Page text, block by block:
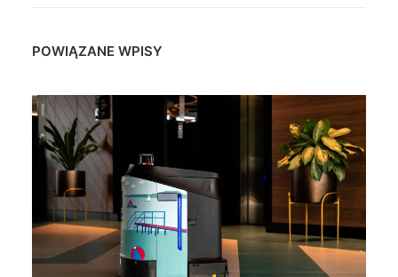
POWIĄZANE WPISY